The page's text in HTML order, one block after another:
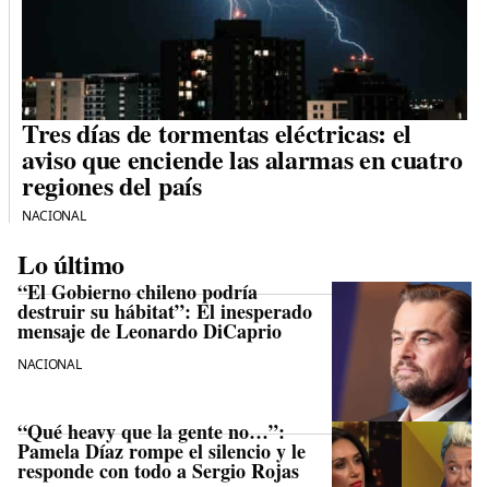
Tres días de tormentas eléctricas: el
aviso que enciende las alarmas en cuatro
regiones del país
NACIONAL
Lo último
“El Gobierno chileno podría
destruir su hábitat”: El inesperado
mensaje de Leonardo DiCaprio
NACIONAL
“Qué heavy que la gente no…”:
Pamela Díaz rompe el silencio y le
responde con todo a Sergio Rojas